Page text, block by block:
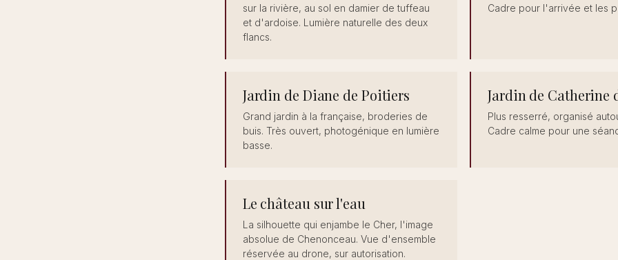
sur la rivière, au sol en damier de tuffeau
et d'ardoise. Lumière naturelle des deux
flancs.
Cadre pour l'arrivée et les
Jardin de Diane de Poitiers
Grand jardin à la française, broderies de
buis. Très ouvert, photogénique en lumière
basse.
Jardin de Catherine
Plus resserré, organisé
Cadre calme pour une
Le château sur l'eau
La silhouette qui enjambe le Cher, l'image
absolue de Chenonceau. Vue d'ensemble
réservée au drone, sur autorisation.